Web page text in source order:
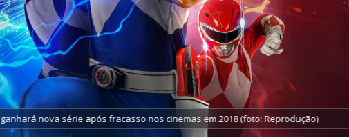
nova série após fracasso nos cinemas em 2018 (foto: Reprodução)